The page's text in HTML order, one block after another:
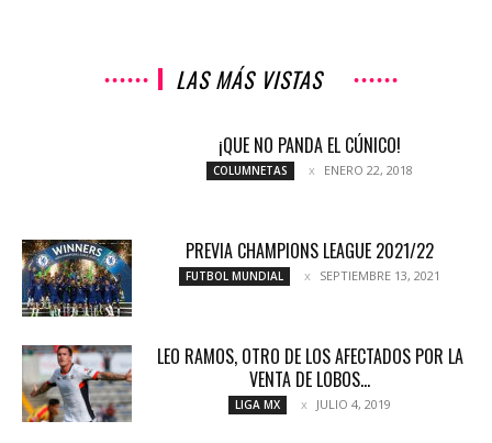
LAS MÁS VISTAS
¡QUE NO PANDA EL CÚNICO!
COLUMNETAS ENERO 22, 2018
PREVIA CHAMPIONS LEAGUE 2021/22
FUTBOL MUNDIAL SEPTIEMBRE 13, 2021
LEO RAMOS, OTRO DE LOS AFECTADOS POR LA
VENTA DE LOBOS...
LIGA MX JULIO 4, 2019